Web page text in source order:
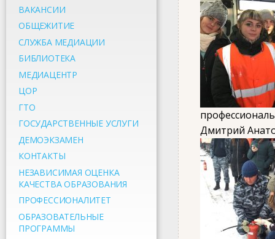
ВАКАНСИИ
ОБЩЕЖИТИЕ
СЛУЖБА МЕДИАЦИИ
БИБЛИОТЕКА
МЕДИАЦЕНТР
ЦОР
ГТО
ГОСУДАРСТВЕННЫЕ УСЛУГИ
ДЕМОЭКЗАМЕН
КОНТАКТЫ
НЕЗАВИСИМАЯ ОЦЕНКА
КАЧЕСТВА ОБРАЗОВАНИЯ
ПРОФЕССИОНАЛИТЕТ
ОБРАЗОВАТЕЛЬНЫЕ
ПРОГРАММЫ
Дмитрий